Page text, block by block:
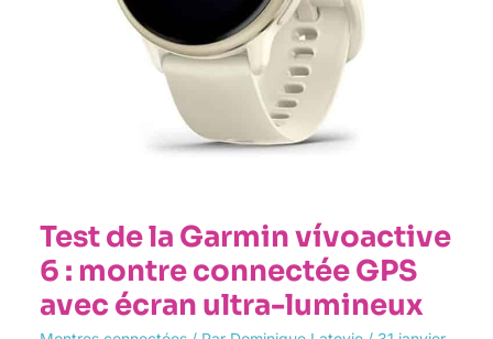
Test de la Garmin vívoactive
6 : montre connectée GPS
avec écran ultra-lumineux